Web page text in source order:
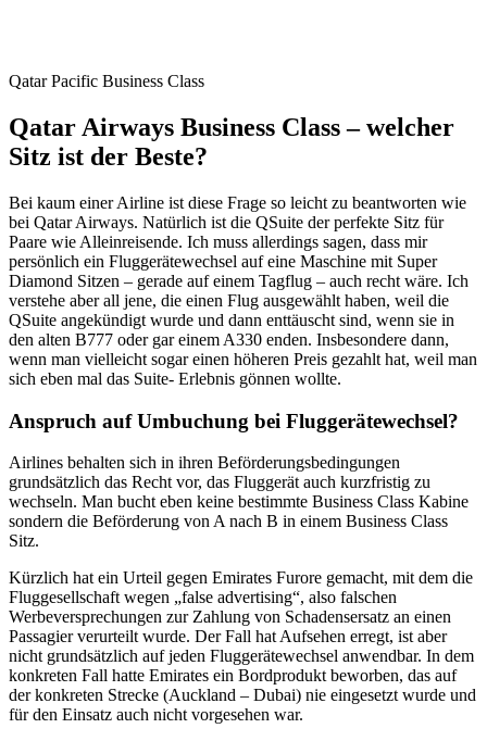
Qatar Pacific Business Class
Qatar Airways Business Class – welcher
Sitz ist der Beste?
Bei kaum einer Airline ist diese Frage so leicht zu beantworten wie
bei Qatar Airways. Natürlich ist die QSuite der perfekte Sitz für
Paare wie Alleinreisende. Ich muss allerdings sagen, dass mir
persönlich ein Fluggerätewechsel auf eine Maschine mit Super
Diamond Sitzen – gerade auf einem Tagflug – auch recht wäre. Ich
verstehe aber all jene, die einen Flug ausgewählt haben, weil die
QSuite angekündigt wurde und dann enttäuscht sind, wenn sie in
den alten B777 oder gar einem A330 enden. Insbesondere dann,
wenn man vielleicht sogar einen höheren Preis gezahlt hat, weil man
sich eben mal das Suite- Erlebnis gönnen wollte.
Anspruch auf Umbuchung bei Fluggerätewechsel?
Airlines behalten sich in ihren Beförderungsbedingungen
grundsätzlich das Recht vor, das Fluggerät auch kurzfristig zu
wechseln. Man bucht eben keine bestimmte Business Class Kabine
sondern die Beförderung von A nach B in einem Business Class
Sitz.
Kürzlich hat ein Urteil gegen Emirates Furore gemacht, mit dem die
Fluggesellschaft wegen „false advertising“, also falschen
Werbeversprechungen zur Zahlung von Schadensersatz an einen
Passagier verurteilt wurde. Der Fall hat Aufsehen erregt, ist aber
nicht grundsätzlich auf jeden Fluggerätewechsel anwendbar. In dem
konkreten Fall hatte Emirates ein Bordprodukt beworben, das auf
der konkreten Strecke (Auckland – Dubai) nie eingesetzt wurde und
für den Einsatz auch nicht vorgesehen war.